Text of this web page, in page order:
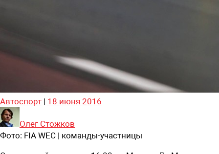
Автоспорт | 18 июня 2016
Олег Стожков
Фото: FIA WEC | команды-участницы